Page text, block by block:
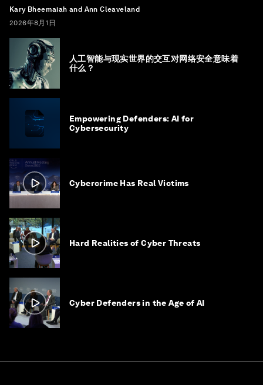
Kary Bheemaiah and Ann Cleaveland
2026年8月1日
人工智能与现实世界的交互对网络安全意味着
什么？
Empowering Defenders: AI for
Cybersecurity
Cybercrime Has Real Victims
Hard Realities of Cyber Threats
Cyber Defenders in the Age of AI